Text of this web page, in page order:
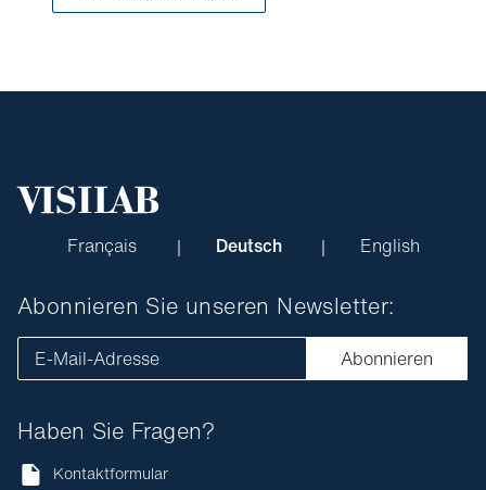
Français Deutsch English
Haben Sie Fragen?
Kontaktformular
Abonnieren Sie unseren Newsletter:
E-Mail-Adresse Abonnieren